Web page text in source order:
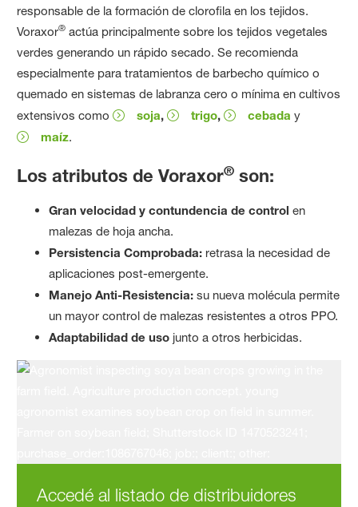
responsable de la formación de clorofila en los tejidos.
Voraxor® actúa principalmente sobre los tejidos vegetales
verdes generando un rápido secado. Se recomienda
especialmente para tratamientos de barbecho químico o
quemado en sistemas de labranza cero o mínima en cultivos
extensivos como
soja, trigo, cebada y
maíz.
Los atributos de Voraxor® son:
Gran velocidad y contundencia de control en
malezas de hoja ancha.
Persistencia Comprobada: retrasa la necesidad de
aplicaciones post-emergente.
Manejo Anti-Resistencia: su nueva molécula permite
un mayor control de malezas resistentes a otros PPO.
Adaptabilidad de uso junto a otros herbicidas.
Accedé al listado de distribuidores